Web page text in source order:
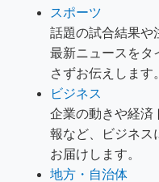
スポーツ
話題の試合結果や
最新ニュースをタ
さずお伝えします。
ビジネス
企業の動きや経済
報など、ビジネス
お届けします。
地方・自治体